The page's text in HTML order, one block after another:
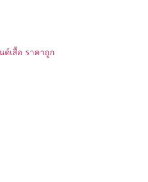
เสื้อ ราคาถูก